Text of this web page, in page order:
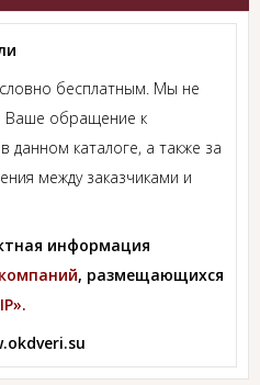
бесплатным. Мы не
Ваше обращение к
каталоге, а также за
между заказчиками и
информация
, размещающихся